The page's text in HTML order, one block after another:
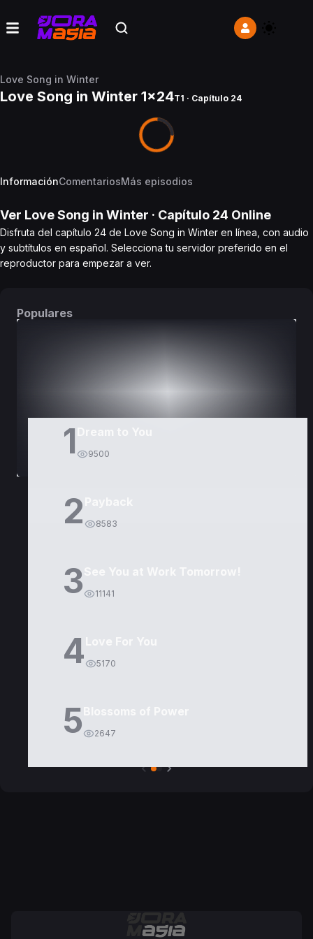
Love Song in Winter
Love Song in Winter 1x24T1 · Capítulo 24
InformaciónComentariosMás episodios
Ver Love Song in Winter · Capítulo 24 Online
Disfruta del capítulo 24 de Love Song in Winter en línea, con audio
y subtítulos en español. Selecciona tu servidor preferido en el
reproductor para empezar a ver.
Populares
1 9500
2 8583
3 11141
4 5170
5 2647